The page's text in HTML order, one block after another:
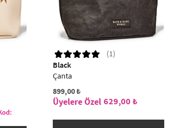
(1)
Black
Çanta
899,00 ₺
629,00 ₺